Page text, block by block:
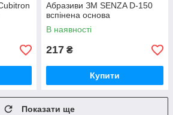
Абразиви ЗМ SENZA D-150
вспінена основа
В наявності
217 ₴
Купити
Показати ще